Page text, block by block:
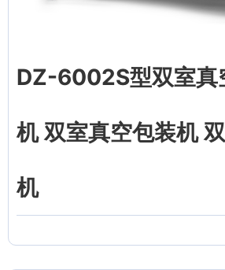
DZ-6002S型双室真
机 双室真空包装机
机